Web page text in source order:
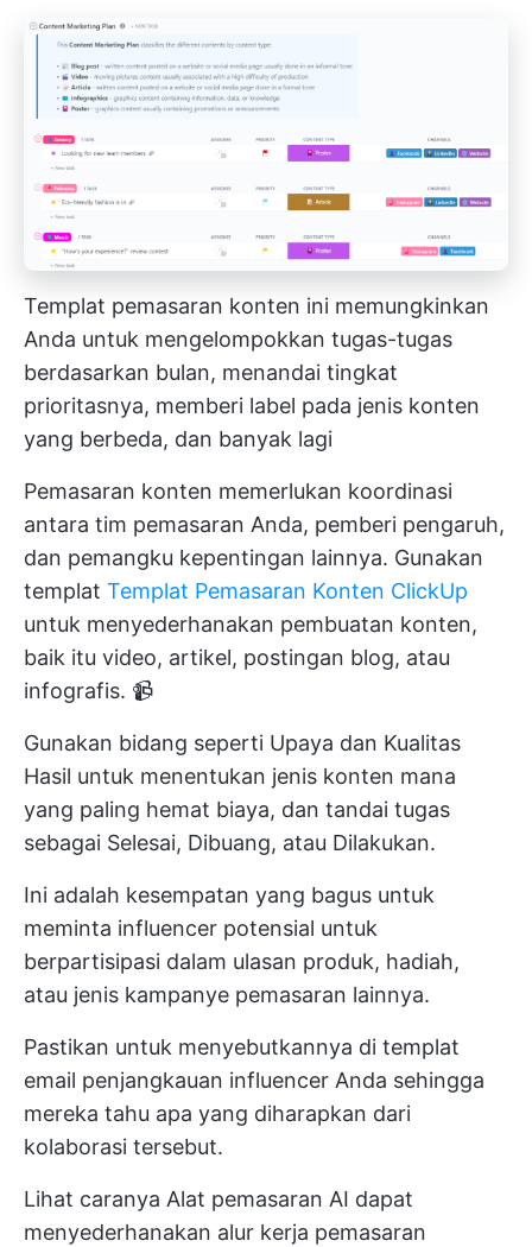
Templat pemasaran konten ini memungkinkan
Anda untuk mengelompokkan tugas-tugas
berdasarkan bulan, menandai tingkat
prioritasnya, memberi label pada jenis konten
yang berbeda, dan banyak lagi
Pemasaran konten memerlukan koordinasi
antara tim pemasaran Anda, pemberi pengaruh,
dan pemangku kepentingan lainnya. Gunakan
templat Templat Pemasaran Konten ClickUp
untuk menyederhanakan pembuatan konten,
baik itu video, artikel, postingan blog, atau
infografis. 📹
Gunakan bidang seperti Upaya dan Kualitas
Hasil untuk menentukan jenis konten mana
yang paling hemat biaya, dan tandai tugas
sebagai Selesai, Dibuang, atau Dilakukan.
Ini adalah kesempatan yang bagus untuk
meminta influencer potensial untuk
berpartisipasi dalam ulasan produk, hadiah,
atau jenis kampanye pemasaran lainnya.
Pastikan untuk menyebutkannya di templat
email penjangkauan influencer Anda sehingga
mereka tahu apa yang diharapkan dari
kolaborasi tersebut.
Lihat caranya Alat pemasaran AI dapat
menyederhanakan alur kerja pemasaran